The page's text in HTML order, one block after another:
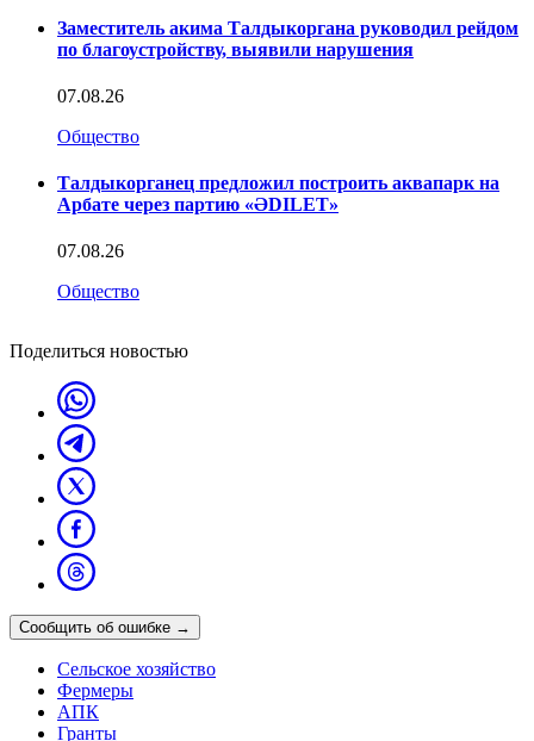
Заместитель акима Талдыкоргана руководил рейдом
по благоустройству, выявили нарушения
07.08.26
Общество
Талдыкорганец предложил построить аквапарк на
Арбате через партию «ӘDILET»
07.08.26
Общество
Поделиться новостью
Сообщить об ошибке →
Сельское хозяйство
Фермеры
АПК
Гранты